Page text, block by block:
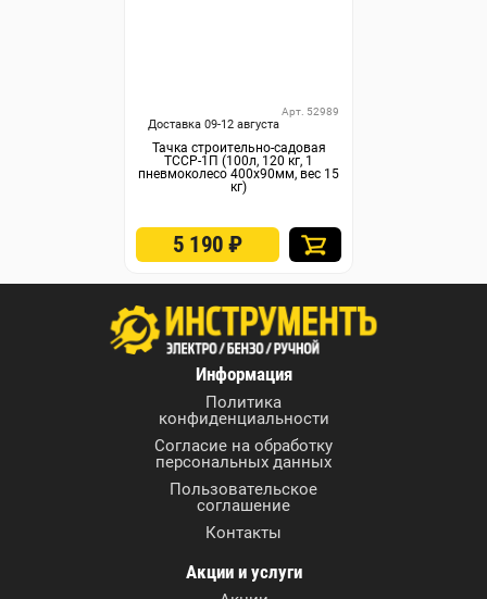
Доставка 09-12 августа
Арт. 52989
Тачка строительно-садовая
ТССР-1П (100л, 120 кг, 1
пневмоколесо 400х90мм, вес 15
кг)
5 190₽
Информация
Политика
конфиденциальности
Согласие на обработку
персональных данных
Пользовательское
соглашение
Контакты
Акции и услуги